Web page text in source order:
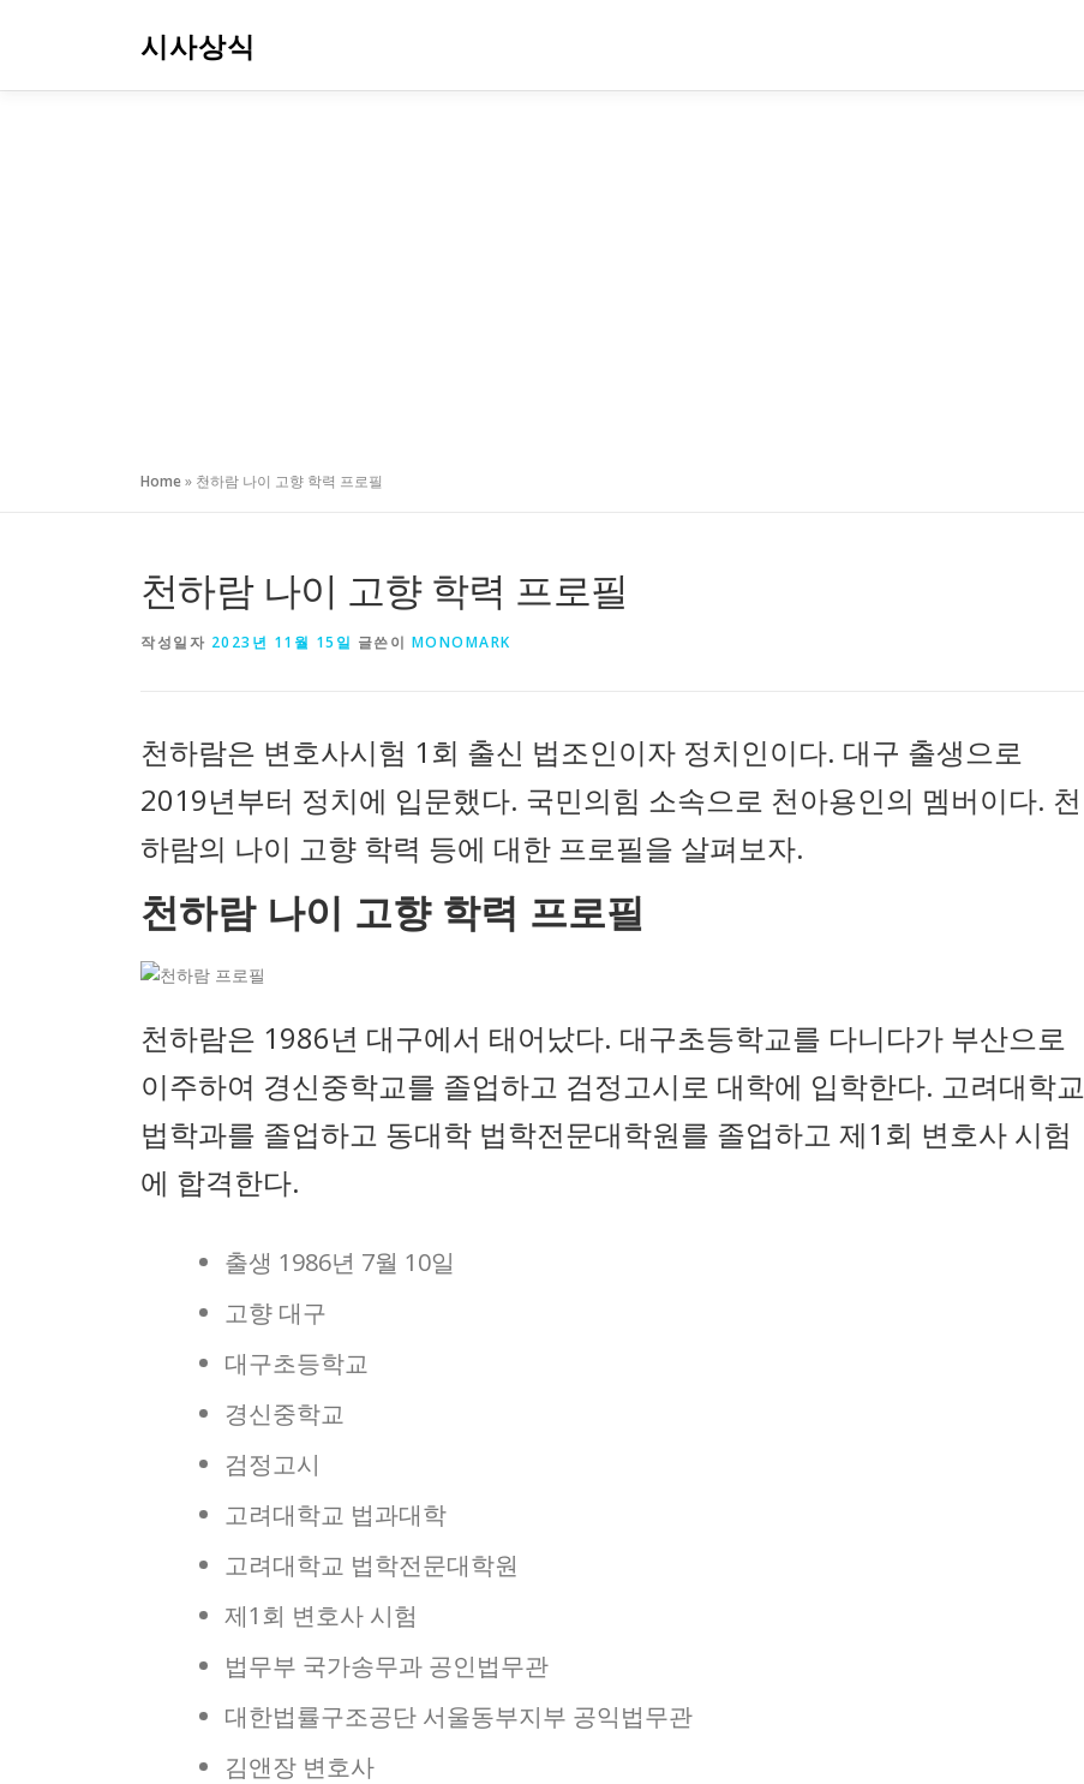
로
시사상식
Home» 천하람 나이 고향 학력 프로필
천하람 나이 고향 학력 프로필
작성일자 2023년 11월 15일 글쓴이 MONOMARK
천하람은 변호사시험 1회 출신 법조인이자 정치인이다. 대구 출생으로
2019년부터 정치에 입문했다. 국민의힘 소속으로 천아용인의 멤버이다. 천
하람의 나이 고향 학력 등에 대한 프로필을 살펴보자.
천하람 나이 고향 학력 프로필
천하람은 1986년 대구에서 태어났다. 대구초등학교를 다니다가 부산으로
이주하여 경신중학교를 졸업하고 검정고시로 대학에 입학한다. 고려대학교
법학과를 졸업하고 동대학 법학전문대학원를 졸업하고 제1회 변호사 시험
에 합격한다.
출생 1986년 7월 10일
고향 대구
대구초등학교
경신중학교
검정고시
고려대학교 법과대학
고려대학교 법학전문대학원
제1회 변호사 시험
법무부 국가송무과 공인법무관
대한법률구조공단 서울동부지부 공익법무관
김앤장 변호사